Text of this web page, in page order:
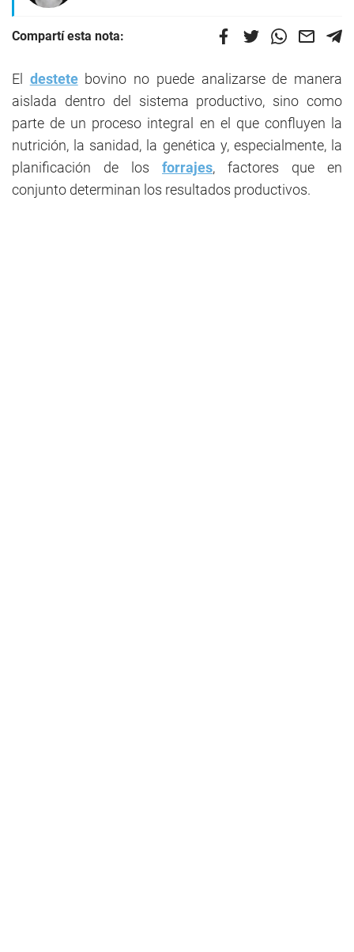
Compartí esta nota:
El destetebovino no puede analizarse de manera
aislada dentro del sistema productivo, sino como
parte de un proceso integral en el que confluyen la
nutrición, la sanidad, la genética y, especialmente, la
planificación de los forrajes, factores que en
conjunto determinan los resultados productivos.